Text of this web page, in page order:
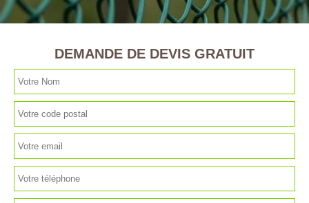
DEMANDE DE DEVIS GRATUIT